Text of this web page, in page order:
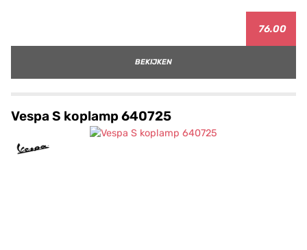
76.00
BEKIJKEN
Vespa S koplamp 640725